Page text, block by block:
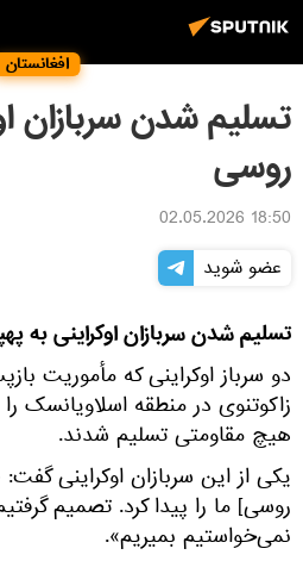
افغانستان
تسلیم شدن سربازان
روسی
18:50 02.05.2026
عضو شوید
تسلیم شدن سربازان اوکراینی به
دو سرباز اوکراینی که مأموریت
زاکوتنوی در منطقه اسلاویانسک
هیچ مقاومتی تسلیم شدند.
یکی از این سربازان اوکراینی
روسی] ما را پیدا کرد. تصمیم
نمی‌خواستیم بمیریم».